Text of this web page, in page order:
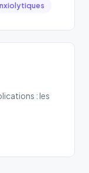
: les